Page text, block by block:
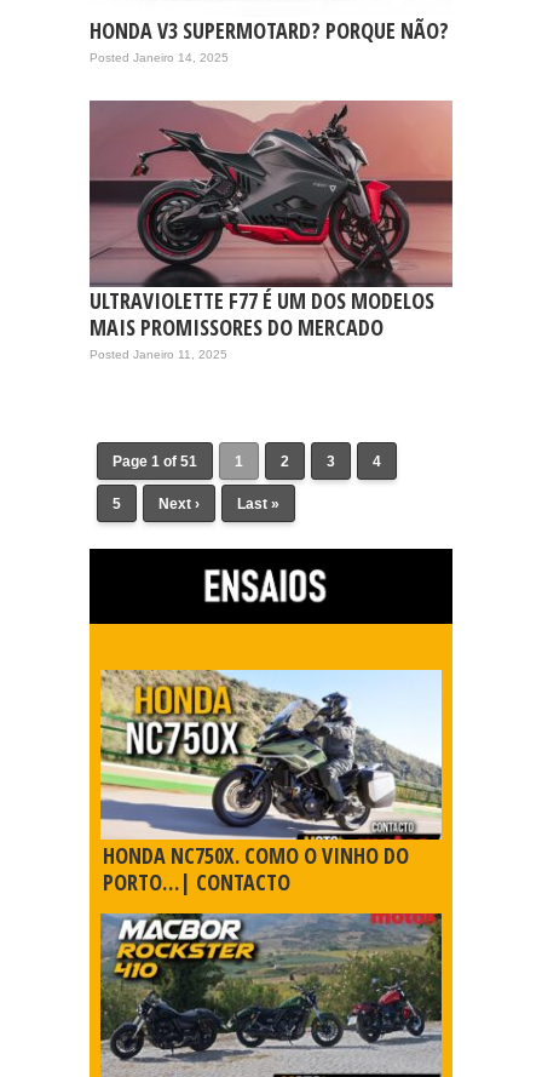
HONDA V3 SUPERMOTARD? PORQUE NÃO?
Posted Janeiro 14, 2025
ULTRAVIOLETTE F77 É UM DOS MODELOS
MAIS PROMISSORES DO MERCADO
Posted Janeiro 11, 2025
Page 1 of 51 1 2 3 4
5 Next › Last »
HONDA NC750X. COMO O VINHO DO
PORTO…| CONTACTO